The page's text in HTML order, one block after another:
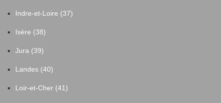
Indre-et-Loire (37)
Isère (38)
Jura (39)
Landes (40)
Loir-et-Cher (41)